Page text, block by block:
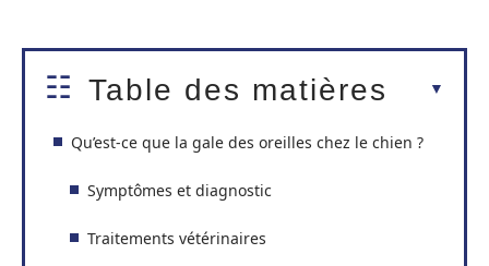
Table des matières
Qu’est-ce que la gale des oreilles chez le chien ?
Symptômes et diagnostic
Traitements vétérinaires